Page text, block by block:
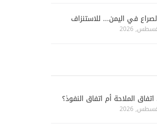
في اليمن... للاستنزاف
الملاحة أم اتفاق النفوذ؟